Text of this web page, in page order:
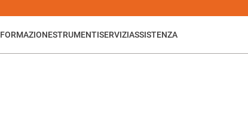
FORMAZIONESTRUMENTISERVIZIASSISTENZA